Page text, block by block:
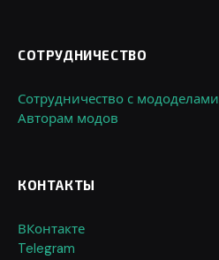
СОТРУДНИЧЕСТВО
Сотрудничество с мододелами
Авторам модов
КОНТАКТЫ
ВКонтакте
Telegram